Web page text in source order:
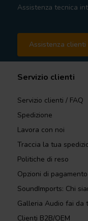
Assistenza tecnica
Assistenza clienti
Servizio clienti
Servizio clienti / FAQ
Spedizione
Lavora con noi
Traccia la tua
Politiche di reso
Opzioni di pagamento
SoundImports: Chi
Galleria Audio fai da
Clienti B2B/OEM